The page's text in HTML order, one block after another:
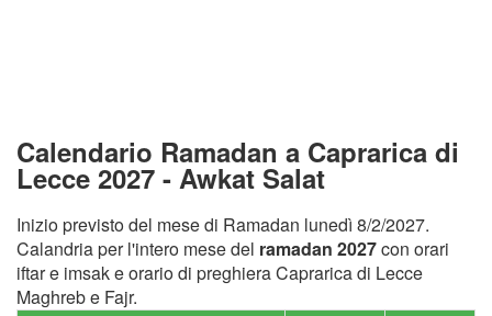
Calendario Ramadan a Caprarica di
Lecce 2027 - Awkat Salat
Inizio previsto del mese di Ramadan lunedì 8/2/2027.
Calandria per l'intero mese del ramadan 2027con orari
iftar e imsak e orario di preghiera Caprarica di Lecce
Maghreb e Fajr.